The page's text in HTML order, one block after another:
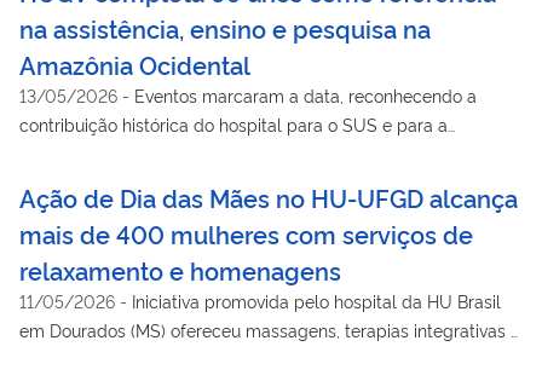
na assistência, ensino e pesquisa na
Amazônia Ocidental
13/05/2026 - Eventos marcaram a data, reconhecendo a
contribuição histórica do hospital para o SUS e para a
Ação de Dia das Mães no HU-UFGD alcança
mais de 400 mulheres com serviços de
relaxamento e homenagens
11/05/2026 - Iniciativa promovida pelo hospital da HU Brasil
em Dourados (MS) ofereceu massagens, terapias integrativas e